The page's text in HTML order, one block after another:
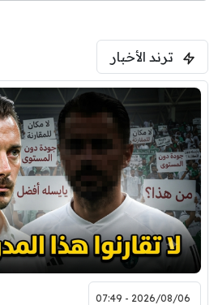
ترند الأخبار
2026/08/06 - 07:49